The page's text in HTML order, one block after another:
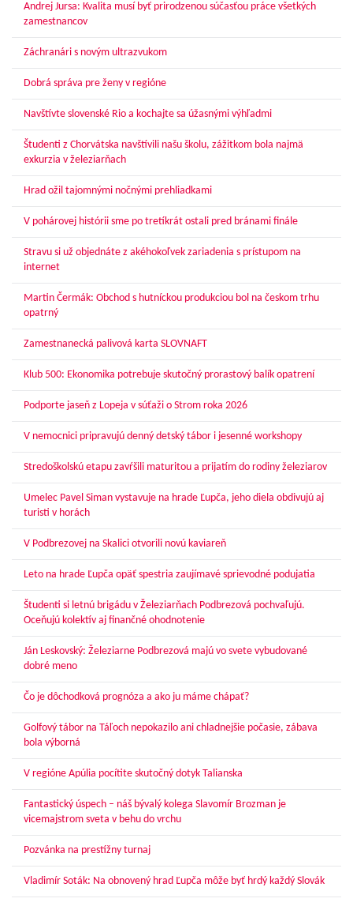
Andrej Jursa: Kvalita musí byť prirodzenou súčasťou práce všetkých
zamestnancov
Záchranári s novým ultrazvukom
Dobrá správa pre ženy v regióne
Navštívte slovenské Rio a kochajte sa úžasnými výhľadmi
Študenti z Chorvátska navštívili našu školu, zážitkom bola najmä
exkurzia v železiarňach
Hrad ožil tajomnými nočnými prehliadkami
V pohárovej histórii sme po tretíkrát ostali pred bránami finále
Stravu si už objednáte z akéhokoľvek zariadenia s prístupom na
internet
Martin Čermák: Obchod s hutníckou produkciou bol na českom trhu
opatrný
Zamestnanecká palivová karta SLOVNAFT
Klub 500: Ekonomika potrebuje skutočný prorastový balík opatrení
Podporte jaseň z Lopeja v súťaži o Strom roka 2026
V nemocnici pripravujú denný detský tábor i jesenné workshopy
Stredoškolskú etapu zavŕšili maturitou a prijatím do rodiny železiarov
Umelec Pavel Siman vystavuje na hrade Ľupča, jeho diela obdivujú aj
turisti v horách
V Podbrezovej na Skalici otvorili novú kaviareň
Leto na hrade Ľupča opäť spestria zaujímavé sprievodné podujatia
Študenti si letnú brigádu v Železiarňach Podbrezová pochvaľujú.
Oceňujú kolektív aj finančné ohodnotenie
Ján Leskovský: Železiarne Podbrezová majú vo svete vybudované
dobré meno
Čo je dôchodková prognóza a ako ju máme chápať?
Golfový tábor na Táľoch nepokazilo ani chladnejšie počasie, zábava
bola výborná
V regióne Apúlia pocítite skutočný dotyk Talianska
Fantastický úspech – náš bývalý kolega Slavomír Brozman je
vicemajstrom sveta v behu do vrchu
Pozvánka na prestížny turnaj
Vladimír Soták: Na obnovený hrad Ľupča môže byť hrdý každý Slovák